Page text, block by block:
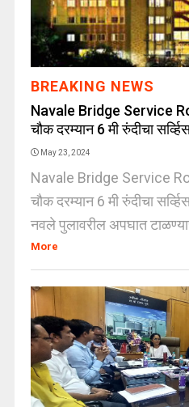
BREAKING NEWS
Navale Bridge Service
चौक दरम्यान 6 मी रुंदीचा
May 23, 2024
Navale Bridge Service
चौक दरम्यान 6 मी रुंदीचा
नवले पुलावरील अपघात
More